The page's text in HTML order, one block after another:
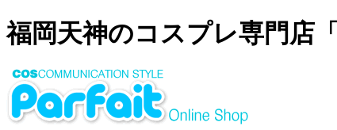
福岡天神のコスプレ専門店